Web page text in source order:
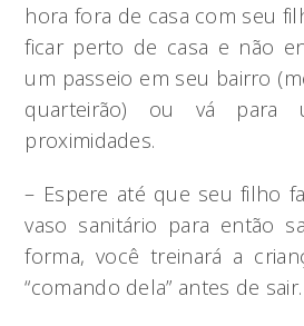
hora fora de casa com seu
ficar perto de casa e não
um passeio em seu bairro
quarteirão) ou vá para
proximidades.
– Espere até que seu filho
vaso sanitário para então
forma, você treinará a
“comando dela” antes de sair.